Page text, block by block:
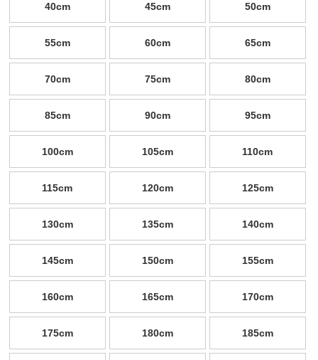
40cm 45cm 50cm
55cm 60cm 65cm
70cm 75cm 80cm
85cm 90cm 95cm
100cm 105cm 110cm
115cm 120cm 125cm
130cm 135cm 140cm
145cm 150cm 155cm
160cm 165cm 170cm
175cm 180cm 185cm